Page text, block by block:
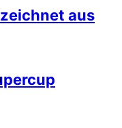
aus